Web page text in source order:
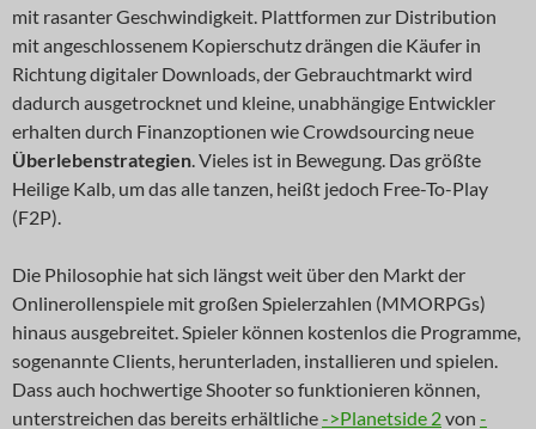
mit rasanter Geschwindigkeit. Plattformen zur Distribution
mit angeschlossenem Kopierschutz drängen die Käufer in
Richtung digitaler Downloads, der Gebrauchtmarkt wird
dadurch ausgetrocknet und kleine, unabhängige Entwickler
erhalten durch Finanzoptionen wie Crowdsourcing neue
Überlebenstrategien. Vieles ist in Bewegung. Das größte
Heilige Kalb, um das alle tanzen, heißt jedoch Free-To-Play
(F2P).
Die Philosophie hat sich längst weit über den Markt der
Onlinerollenspiele mit großen Spielerzahlen (MMORPGs)
hinaus ausgebreitet. Spieler können kostenlos die Programme,
sogenannte Clients, herunterladen, installieren und spielen.
Dass auch hochwertige Shooter so funktionieren können,
unterstreichen das bereits erhältliche->Planetside 2von -